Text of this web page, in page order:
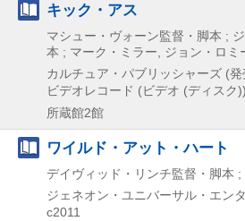
キック・アス
マシュー・ヴォーン監督・脚本 ;
本 ; マーク・ミラー, ジョン・ロミ
カルチュア・パブリッシャーズ (
ビデオレコード (ビデオ (ディスク))
所蔵館2館
ワイルド・アット・ハート
デイヴィッド・リンチ監督・脚本
ジェネオン・ユニバーサル・エン
c2011